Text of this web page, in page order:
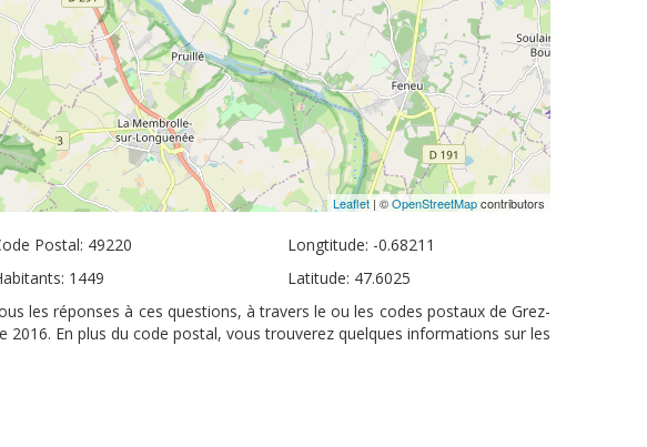
Leaflet| ©OpenStreetMapcontributors
Postal: 49220
1449
Longtitude: -0.68211
Latitude: 47.6025
les réponses à ces questions, à travers le ou les codes postaux de Grez-
2016. En plus du code postal, vous trouverez quelques informations sur les